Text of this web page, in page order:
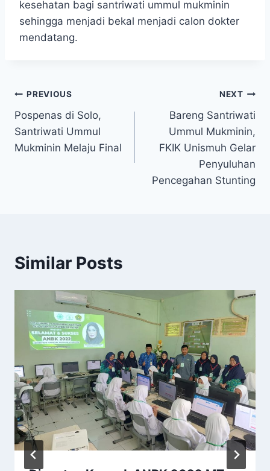
kesehatan bagi santriwati ummul mukminin
sehingga menjadi bekal menjadi calon dokter
mendatang.
PREVIOUS
Pospenas di Solo,
Santriwati Ummul
Mukminin Melaju Final
NEXT
Bareng Santriwati
Ummul Mukminin,
FKIK Unismuh Gelar
Penyuluhan
Pencegahan Stunting
Similar Posts